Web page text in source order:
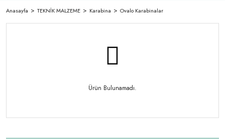
Anasayfa TEKNİK MALZEME Karabina Ovalo Karabinalar
Ürün Bulunamadı.